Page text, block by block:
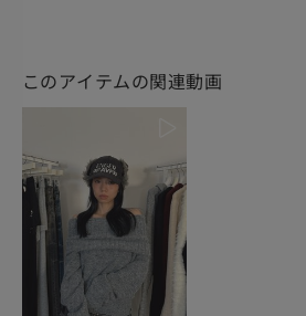
このアイテムの関連動画